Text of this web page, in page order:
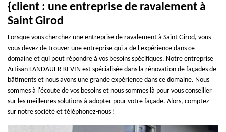
{client : une entreprise de ravalement à
Saint Girod
Lorsque vous cherchez une entreprise de ravalement à Saint Girod, vous
vous devez de trouver une entreprise qui a de l'expérience dans ce
domaine et qui peut répondre à vos besoins spécifiques. Notre entreprise
Artisan LANDAUER KEVIN est spécialisée dans la rénovation de façades de
bâtiments et nous avons une grande expérience dans ce domaine. Nous
sommes à l'écoute de vos besoins et nous sommes là pour vous conseiller
sur les meilleures solutions à adopter pour votre façade. Alors, comptez
sur notre société et téléphonez-nous !